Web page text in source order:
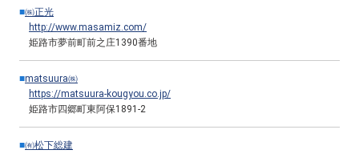
■㈱正光
http://www.masamiz.com/
姫路市夢前町前之庄1390番地
■matsuura㈱
https://matsuura-kougyou.co.jp/
姫路市四郷町東阿保1891-2
■㈲松下総建